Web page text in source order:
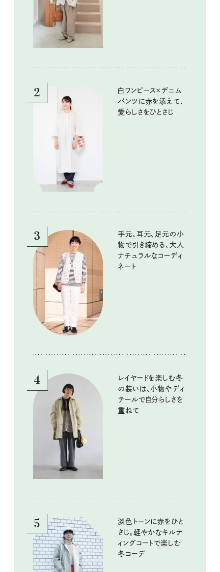
2
白ワンピース×デニム
パンツに赤を添えて、
愛らしさをひとさじ
3
手元、耳元、足元の小
物で引き締める、大人
ナチュラルなコーディ
ネート
4
レイヤードを楽しむ冬
の装いは、小物やディ
テールで自分らしさを
重ねて
5
淡色トーンに赤をひと
さじ。軽やかなキルテ
ィングコートで楽しむ
冬コーデ